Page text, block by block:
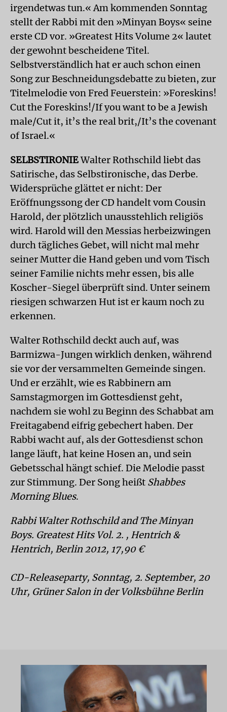
irgendetwas tun.« Am kommenden Sonntag
stellt der Rabbi mit den »Minyan Boys« seine
erste CD vor. »Greatest Hits Volume 2« lautet
der gewohnt bescheidene Titel.
Selbstverständlich hat er auch schon einen
Song zur Beschneidungsdebatte zu bieten, zur
Titelmelodie von Fred Feuerstein: »Foreskins!
Cut the Foreskins!/If you want to be a Jewish
male/Cut it, it’s the real brit,/It’s the covenant
of Israel.«
SELBSTIRONIEWalter Rothschild liebt das
Satirische, das Selbstironische, das Derbe.
Widersprüche glättet er nicht: Der
Eröffnungssong der CD handelt vom Cousin
Harold, der plötzlich unausstehlich religiös
wird. Harold will den Messias herbeizwingen
durch tägliches Gebet, will nicht mal mehr
seiner Mutter die Hand geben und vom Tisch
seiner Familie nichts mehr essen, bis alle
Koscher-Siegel überprüft sind. Unter seinem
riesigen schwarzen Hut ist er kaum noch zu
erkennen.
Walter Rothschild deckt auch auf, was
Barmizwa-Jungen wirklich denken, während
sie vor der versammelten Gemeinde singen.
Und er erzählt, wie es Rabbinern am
Samstagmorgen im Gottesdienst geht,
nachdem sie wohl zu Beginn des Schabbat am
Freitagabend eifrig gebechert haben. Der
Rabbi wacht auf, als der Gottesdienst schon
lange läuft, hat keine Hosen an, und sein
Gebetsschal hängt schief. Die Melodie passt
zur Stimmung. Der Song heißt Shabbes
Morning Blues.
Rabbi Walter Rothschild and The Minyan
Boys. Greatest Hits Vol. 2. , Hentrich &
Hentrich, Berlin 2012, 17,90 €
CD-Releaseparty, Sonntag, 2. September, 20
Uhr, Grüner Salon in der Volksbühne Berlin